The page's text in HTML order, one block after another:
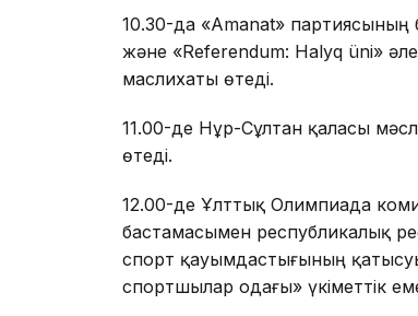
10.30-да «Amanat»
және «Referendum: Halyq üni»
маслихаты өтеді.
11.00-де Нұр-Сұлтан қаласы
өтеді.
12.00-де Ұлттық Олимпиада
бастамасымен республикалық
спорт қауымдастығының
спортшылар одағы» үкіметтік